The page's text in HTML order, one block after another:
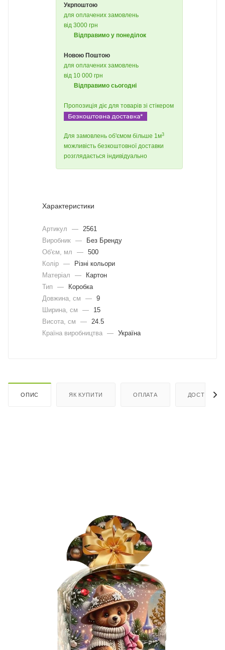
Укрпоштою
для оплачених замовлень
від 3000 грн
Відправимо у понеділок
Новою Поштою
для оплачених замовлень
від 10 000 грн
Відправимо сьогодні
Пропозиція діє для товарів зі стікером
Для замовлень об'ємом більше 1м3
можливість безкоштовної доставки
розглядається індивідуально
Характеристики
Артикул —
2561
Виробник —
Без Бренду
Об'єм, мл
— 500
Колір —
Різні кольори
Матеріал
—
Картон
Тип
—
Коробка
Довжина, cм
— 9
Ширина, cм
—
15
Висота, см
—
24.5
Країна виробництва — Україна
ОПИС ЯК КУПИТИ ОПЛАТА ДОСТАВКА